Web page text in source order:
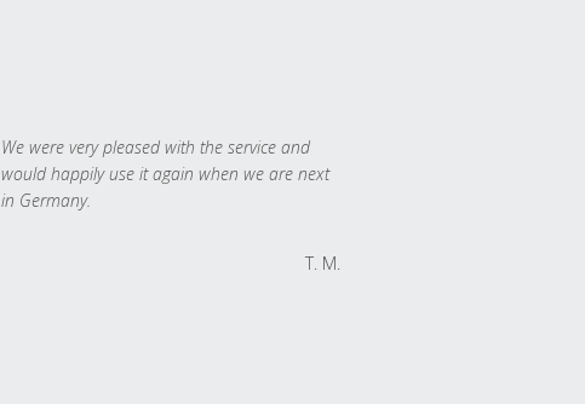
We were very pleased with the service and
would happily use it again when we are next
in Germany.
T. M.